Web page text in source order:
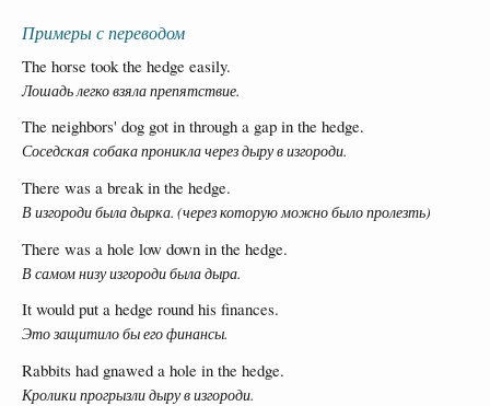
Примеры с переводом
The horse took the hedge easily.
Лошадь легко взяла препятствие.
The neighbors' dog got in through a gap in the hedge.
Соседская собака проникла через дыру в изгороди.
There was a break in the hedge.
В изгороди была дырка. (через которую можно было пролезть)
There was a hole low down in the hedge.
В самом низу изгороди была дыра.
It would put a hedge round his finances.
Это защитило бы его финансы.
Rabbits had gnawed a hole in the hedge.
Кролики прогрызли дыру в изгороди.